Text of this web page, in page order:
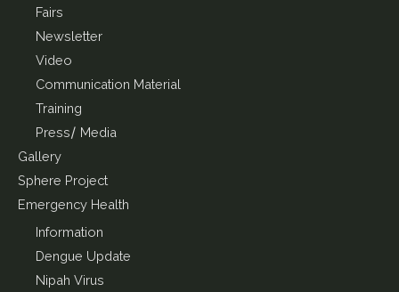
Fairs
Newsletter
Video
Communication Material
Training
Press/ Media
Gallery
Sphere Project
Emergency Health
Information
Dengue Update
Nipah Virus